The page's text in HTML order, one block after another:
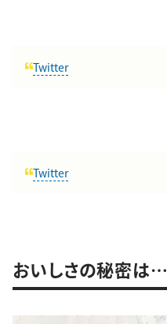
Twitter
Twitter
おいしさの秘密は…